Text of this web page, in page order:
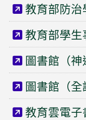
教育部防
教育部學
圖書館（神
圖書館（全
教育雲電子